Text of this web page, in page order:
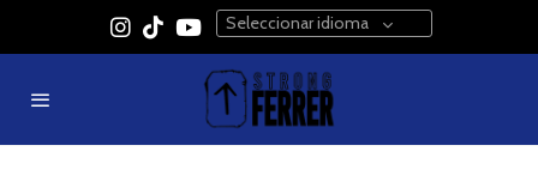
Seleccionar idioma